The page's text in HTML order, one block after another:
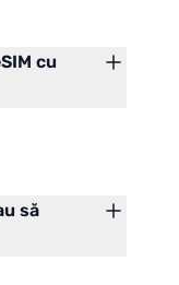
cu
să